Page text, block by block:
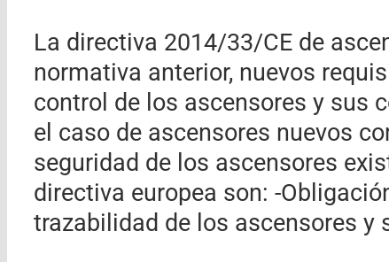
La directiva 2014/33/CE de
normativa anterior, nuevos
control de los ascensores y sus
el caso de ascensores nuevos
seguridad de los ascensores
directiva europea son: -
trazabilidad de los ascensores y